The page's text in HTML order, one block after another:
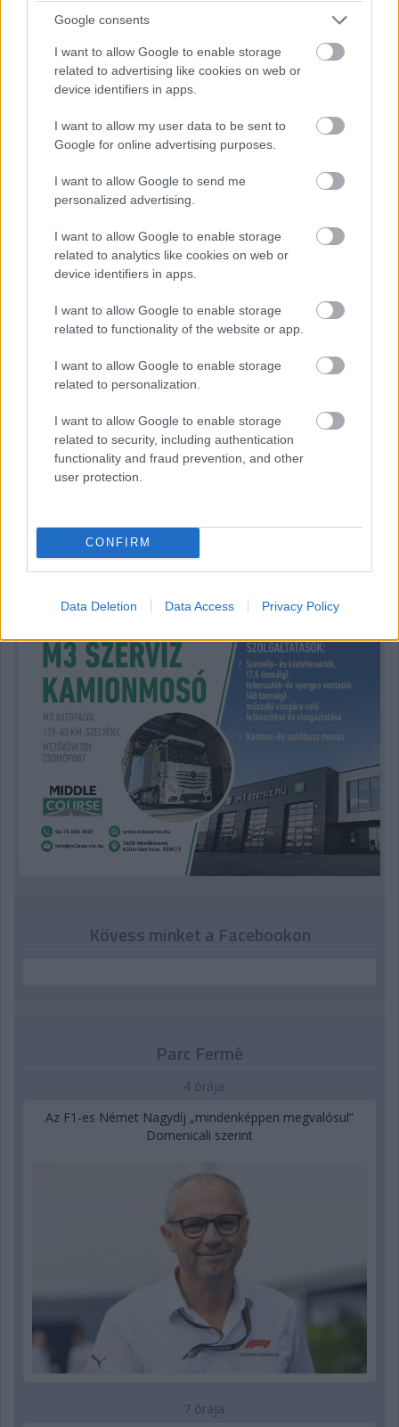
Google consents
I want to allow Google to enable storage
related to advertising like cookies on web or
device identifiers in apps.
I want to allow my user data to be sent to
Google for online advertising purposes.
I want to allow Google to send me
personalized advertising.
I want to allow Google to enable storage
related to analytics like cookies on web or
device identifiers in apps.
I want to allow Google to enable storage
related to functionality of the website or app.
I want to allow Google to enable storage
related to personalization.
I want to allow Google to enable storage
related to security, including authentication
functionality and fraud prevention, and other
user protection.
CONFIRM
Data Deletion Data Access Privacy Policy
Ez volt az F1-es Belga Nagydíj
Ez volt az F1-es Belga Nagydíj időmérő edzése
Ez volt az F1-es Belga Nagydíj harmadik
szabadedzése
Hallgasd meg a Formula Podcast
legfrissebb adását!
Kövess minket a Facebookon
Parc Fermé
4 órája
Az F1-es Német Nagydíj „mindenképpen megvalósul”
Domenicali szerint
7 órája